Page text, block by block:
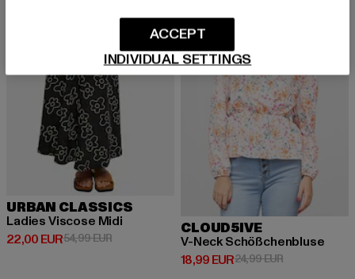
URBAN CLASSICS
Ladies Viscose Midi
22,00 EUR
Derzeitiger Preis: 22,00 EUR
54,99 EURAktionspreis: 54,99 EUR
CLOUD5IVE
V-Neck Schößchenbluse
18,99 EUR
Derzeitiger Preis: 18,99 EUR
24,99 EURAktionspreis:
INDIVIDUAL SETTINGS
ACCEPT